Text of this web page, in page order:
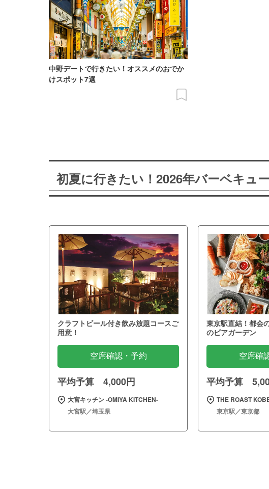
中野デートで行きたい！オススメのおでか
けスポット7選
初夏に行きたい！2026年バーベキュ
クラフトビール付き飲み放題コースご
用意！
空席確認・予約
平均予算 4,000円
大宮キッチン ‐OMIYA KITCHEN‐
大宮駅／埼玉県
東京駅直結！都会
のビアガーデン
空席確
平均予算
THE ROAST
東京駅／東京都